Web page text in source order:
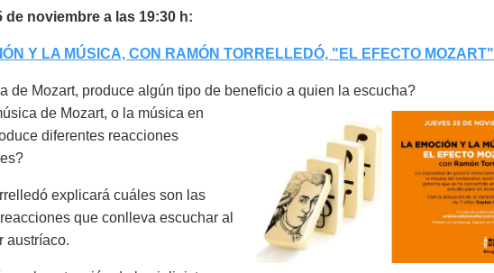
de noviembre a las 19:30 h:
Y LA MÚSICA, CON RAMÓN TORRELLEDÓ, "EL EFECTO MOZART"
de Mozart, produce algún tipo de beneficio a quien la escucha?
de Mozart, o la música en
diferentes reacciones
explicará cuáles son las
que conlleva escuchar al
austríaco.